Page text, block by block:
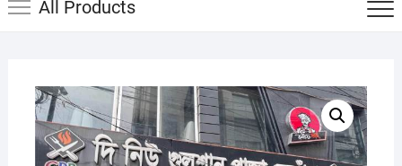
All Products